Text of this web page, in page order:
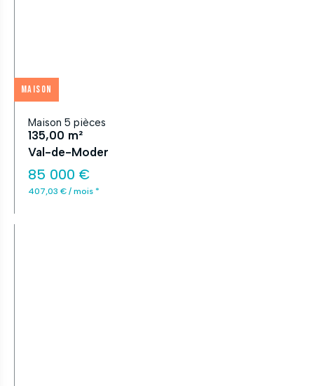
Maison
Maison 5 pièces
135,00 m²
Val-de-Moder
85 000 €
407,03 € / mois *